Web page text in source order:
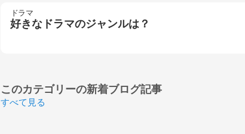
ドラマ
好きなドラマのジャンルは？
このカテゴリーの新着ブログ記事
すべて見る